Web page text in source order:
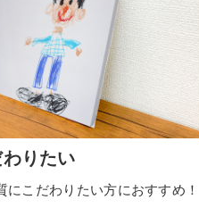
りたい
にこだわりたい方におすすめ！